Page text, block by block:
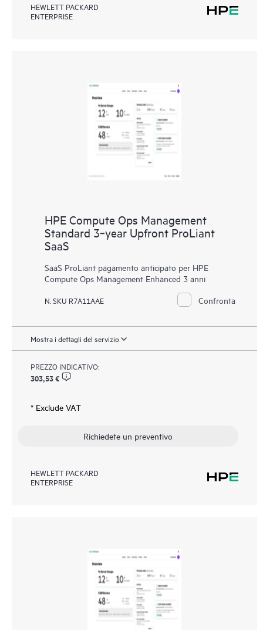
HEWLETT PACKARD
ENTERPRISE
HPE Compute Ops Management
Standard 3‑year Upfront ProLiant
SaaS
SaaS ProLiant pagamento anticipato per HPE
Compute Ops Management Enhanced 3 anni
N. SKU R7A11AAE Confronta
Mostra i dettagli del servizio
PREZZO INDICATIVO:
303,53 €
* Exclude VAT
Richiedete un preventivo
HEWLETT PACKARD
ENTERPRISE